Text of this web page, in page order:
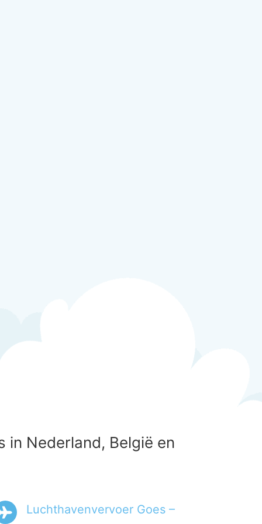
in Nederland, België en
Luchthavenvervoer Goes –